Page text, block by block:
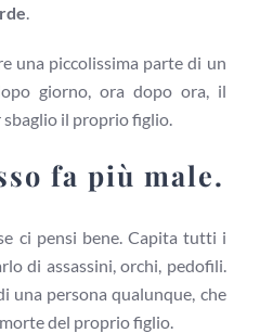
una piccolissima parte di un
giorno, ora dopo ora, il
il proprio figlio.
fa più male.
ci pensi bene. Capita tutti i
di assassini, orchi, pedofili.
una persona qualunque, che
del proprio figlio.